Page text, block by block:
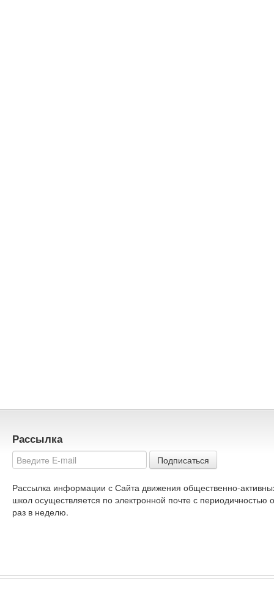
Рассылка
Подписаться
Рассылка информации с Сайта движения общественно-
школ осуществляется по электронной почте с периодичностью
раз в неделю.